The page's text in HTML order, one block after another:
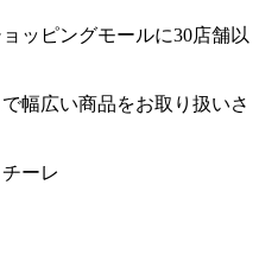
ッピングモールに30店舗以
幅広い商品をお取り扱いさ
ーレ